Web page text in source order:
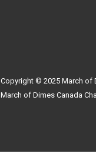
Copyright © 2025 March of
March of Dimes Canada